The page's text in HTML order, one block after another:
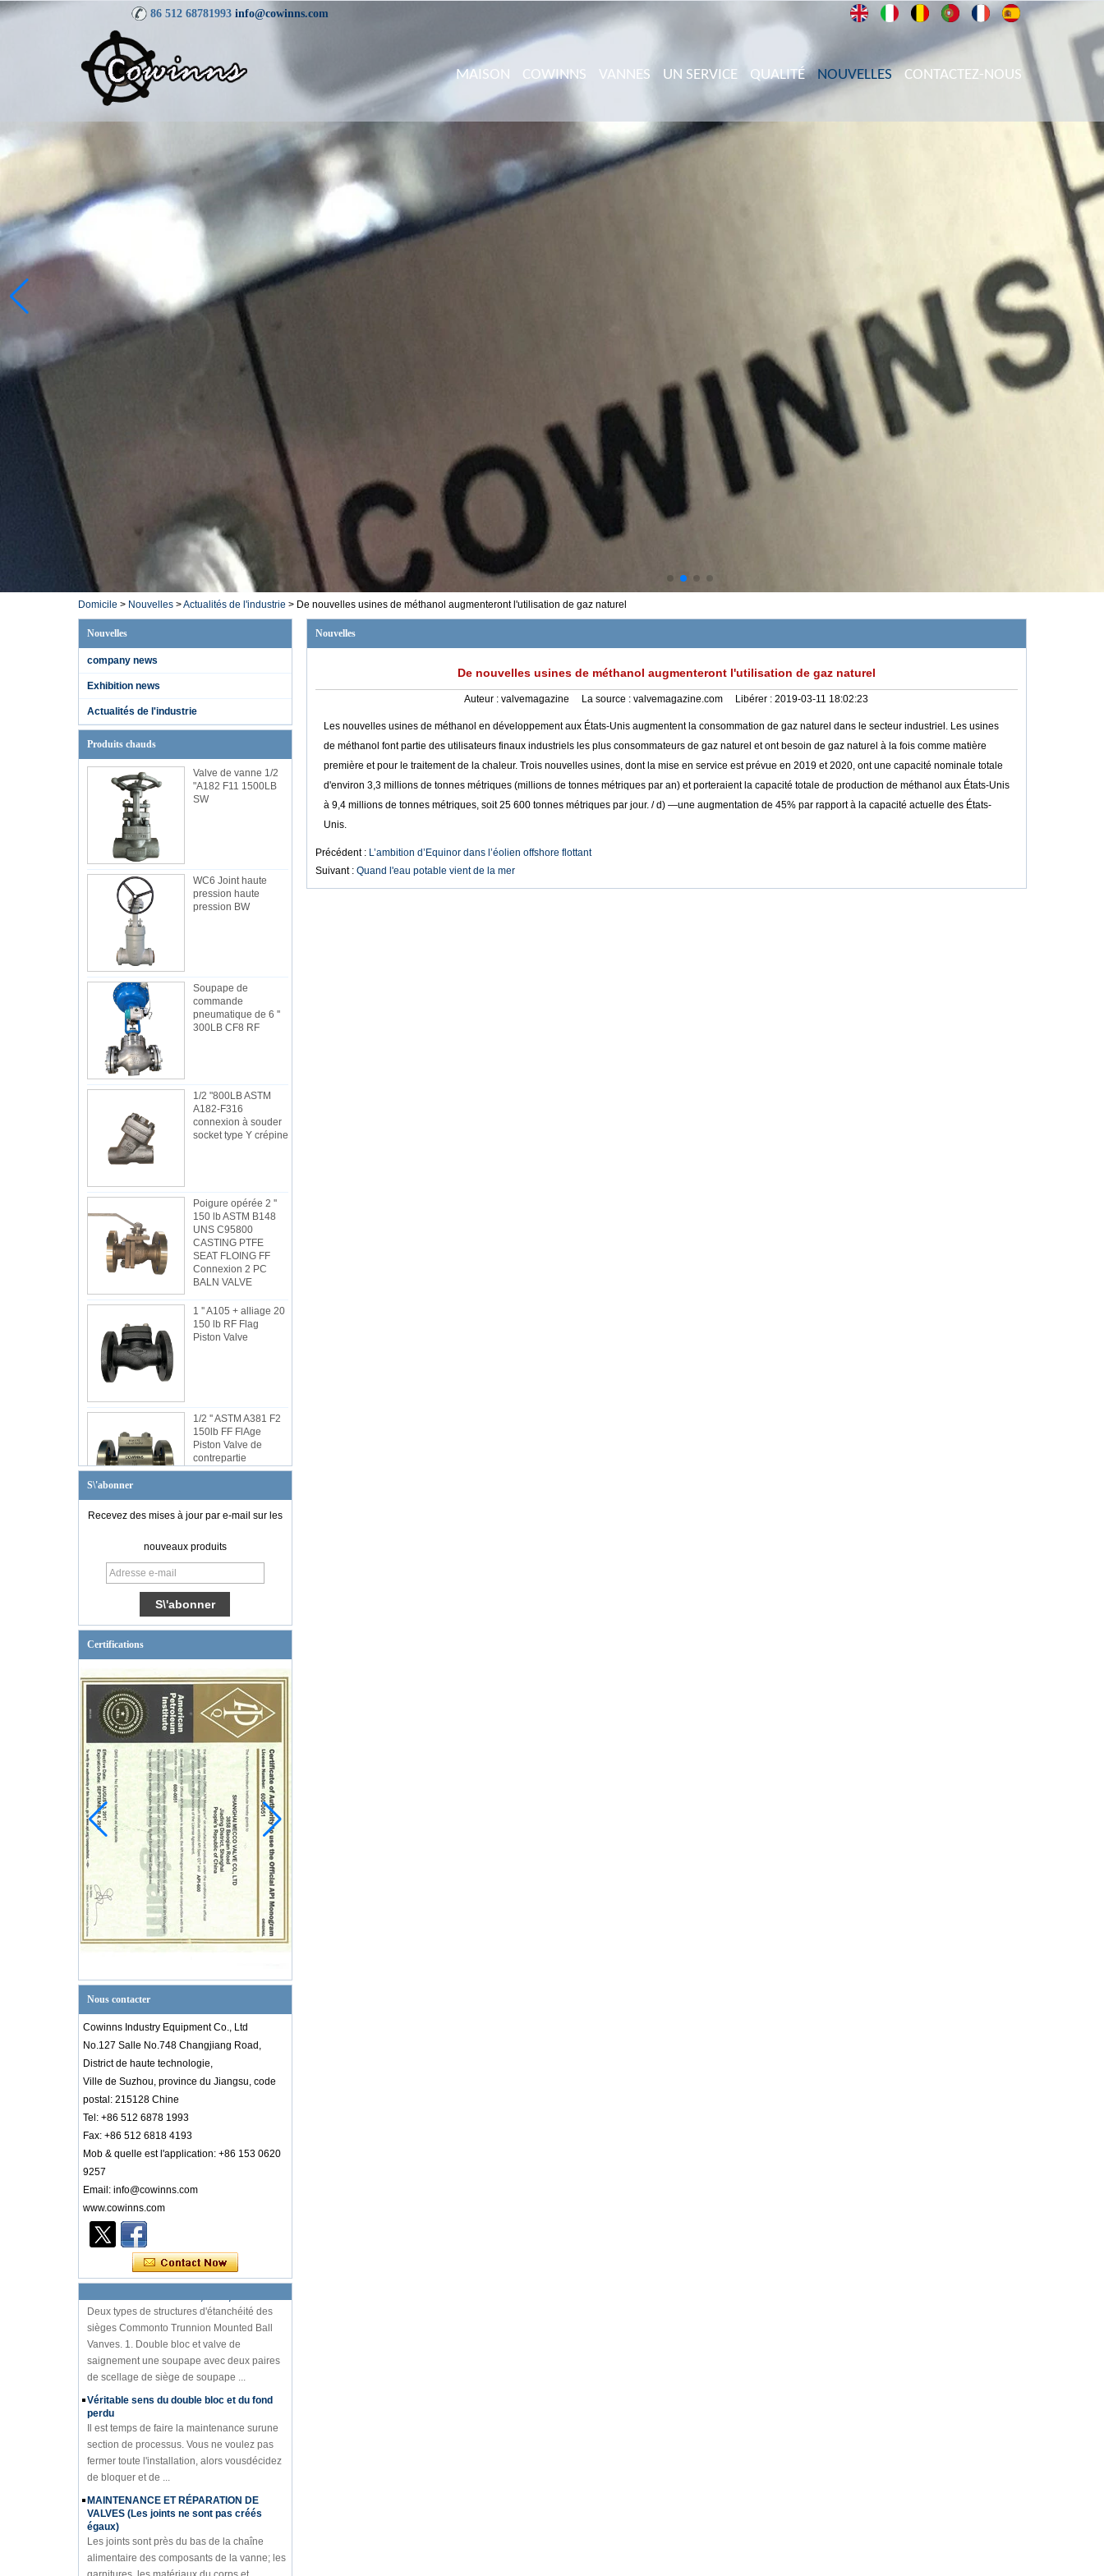
86 512 68781993 info@cowinns.com
MAISON COWINNS VANNES UN SERVICE QUALITÉ NOUVELLES CONTACTEZ-NOUS
Domicile > Nouvelles>Actualités de l'industrie > De nouvelles usines de méthanol augmenteront l'utilisation de gaz naturel
Nouvelles
company news
Exhibition news
Actualités de l'industrie
Produits chauds
Valve de vanne 1/2
"A182 F11 1500LB
SW
WC6 Joint haute
pression haute
pression BW
Soupape de
commande
pneumatique de 6 ''
300LB CF8 RF
1/2 "800LB ASTM
A182-F316
connexion à souder
socket type Y crépine
Poigure opérée 2 ''
150 lb ASTM B148
UNS C95800
CASTING PTFE
SEAT FLOING FF
Connexion 2 PC
BALN VALVE
1 '' A105 + alliage 20
150 lb RF Flag
Piston Valve
1/2 '' ASTM A381 F2
150lb FF FlAge
Piston Valve de
contrepartie
S\'abonner
Recevez des mises à jour par e-mail sur les
nouveaux produits
Certifications
Nous contacter
Cowinns Industry Equipment Co., Ltd
No.127 Salle No.748 Changjiang Road,
District de haute technologie,
Ville de Suzhou, province du Jiangsu, code
postal: 215128 Chine
Tel: +86 512 6878 1993
Fax: +86 512 6818 4193
Mob & quelle est l'application: +86 153 0620
9257
Email: info@cowinns.com
www.cowinns.com
Introduction au diagramme PID
Connaissance de l'industrie des vannes
introductionà la connaissance des
diagrammes PIDde l'industrie des vannes Le
diagramme PID est lenoyau technique de la
production en usine. Que ce so...
La différence entre DBB, dib-1, dib-2
sièges Commonto Trunnion Mounted Ball
Vanves. 1. Double bloc et valve de
saignement une soupape avec deux paires
de scellage de siège de soupape ...
Véritable sens du double bloc et du fond
perdu
Il est temps de faire la maintenance surune
section de processus. Vous ne voulez pas
fermer toute l'installation, alors vousdécidez
de bloquer et de ...
MAINTENANCE ET RÉPARATION DE
VALVES (Les joints ne sont pas créés
égaux)
Les joints sont près du bas de la chaîne
alimentaire des composants de la vanne; les
garnitures, les matériaux du corps et
l'emballage semblent avo...
Nouvelles
De nouvelles usines de méthanol augmenteront l'utilisation de gaz naturel
Auteur : valvemagazine La source : valvemagazine.com Libérer : 2019-03-11 18:02:23
Les nouvelles usines de méthanol en développement aux États-Unis augmentent la consommation de gaz naturel dans le secteur industriel. Les usines
de méthanol font partie des utilisateurs finaux industriels les plus consommateurs de gaz naturel et ont besoin de gaz naturel à la fois comme matière
première et pour le traitement de la chaleur. Trois nouvelles usines, dont la mise en service est prévue en 2019 et 2020, ont une capacité nominale totale
d'environ 3,3 millions de tonnes métriques (millions de tonnes métriques par an) et porteraient la capacité totale de production de méthanol aux États-Unis
à 9,4 millions de tonnes métriques, soit 25 600 tonnes métriques par jour. / d) —une augmentation de 45% par rapport à la capacité actuelle des États-
Unis.
Précédent : L’ambition d’Equinor dans l’éolien offshore flottant
Suivant : Quand l'eau potable vient de la mer